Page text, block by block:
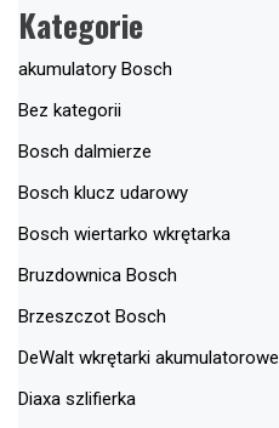
Kategorie
akumulatory Bosch
Bez kategorii
Bosch dalmierze
Bosch klucz udarowy
Bosch wiertarko wkrętarka
Bruzdownica Bosch
Brzeszczot Bosch
DeWalt wkrętarki akumulatorowe
Diaxa szlifierka